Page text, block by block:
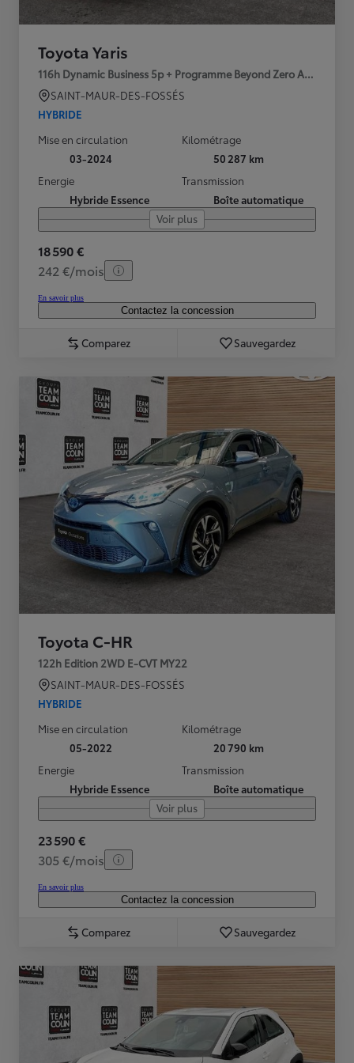
Toyota Yaris
116h Dynamic Business 5p + Programme Beyond Zero Academy
SAINT-MAUR-DES-FOSSÉS
HYBRIDE
Mise en circulation
03-2024
Kilométrage
50 287 km
Energie
Hybride Essence
Transmission
Boîte automatique
Voir plus
18 590 €
242 €/mois
En savoir plus
Contactez la concession
Comparez Sauvegardez
Toyota C-HR
122h Edition 2WD E-CVT MY22
SAINT-MAUR-DES-FOSSÉS
HYBRIDE
Mise en circulation
05-2022
Kilométrage
20 790 km
Energie
Hybride Essence
Transmission
Boîte automatique
Voir plus
23 590 €
305 €/mois
En savoir plus
Contactez la concession
Comparez Sauvegardez